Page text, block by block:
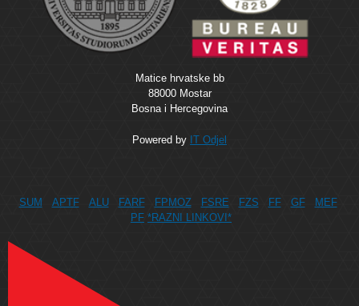
Matice hrvatske bb
88000 Mostar
Bosna i Hercegovina
Powered by IT Odjel
SUM APTF ALU FARF FPMOZ FSRE FZS FF GF
MEF
PF *RAZNI LINKOVI*